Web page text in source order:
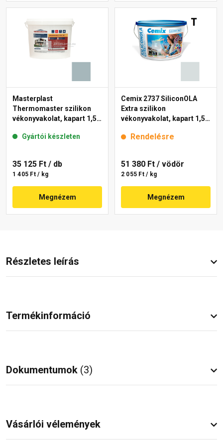
Masterplast
Thermomaster szilikon
vékonyvakolat, kapart 1,5
Gyártói készleten
35 125 Ft / db
1 405 Ft / kg
Megnézem
Cemix 2737 SiliconOLA
Extra szilikon
vékonyvakolat, kapart 1,5
Rendelésre
51 380 Ft / vödör
2 055 Ft / kg
Megnézem
Részletes leírás
Termékinformáció
Dokumentumok (3)
Vásárlói vélemények